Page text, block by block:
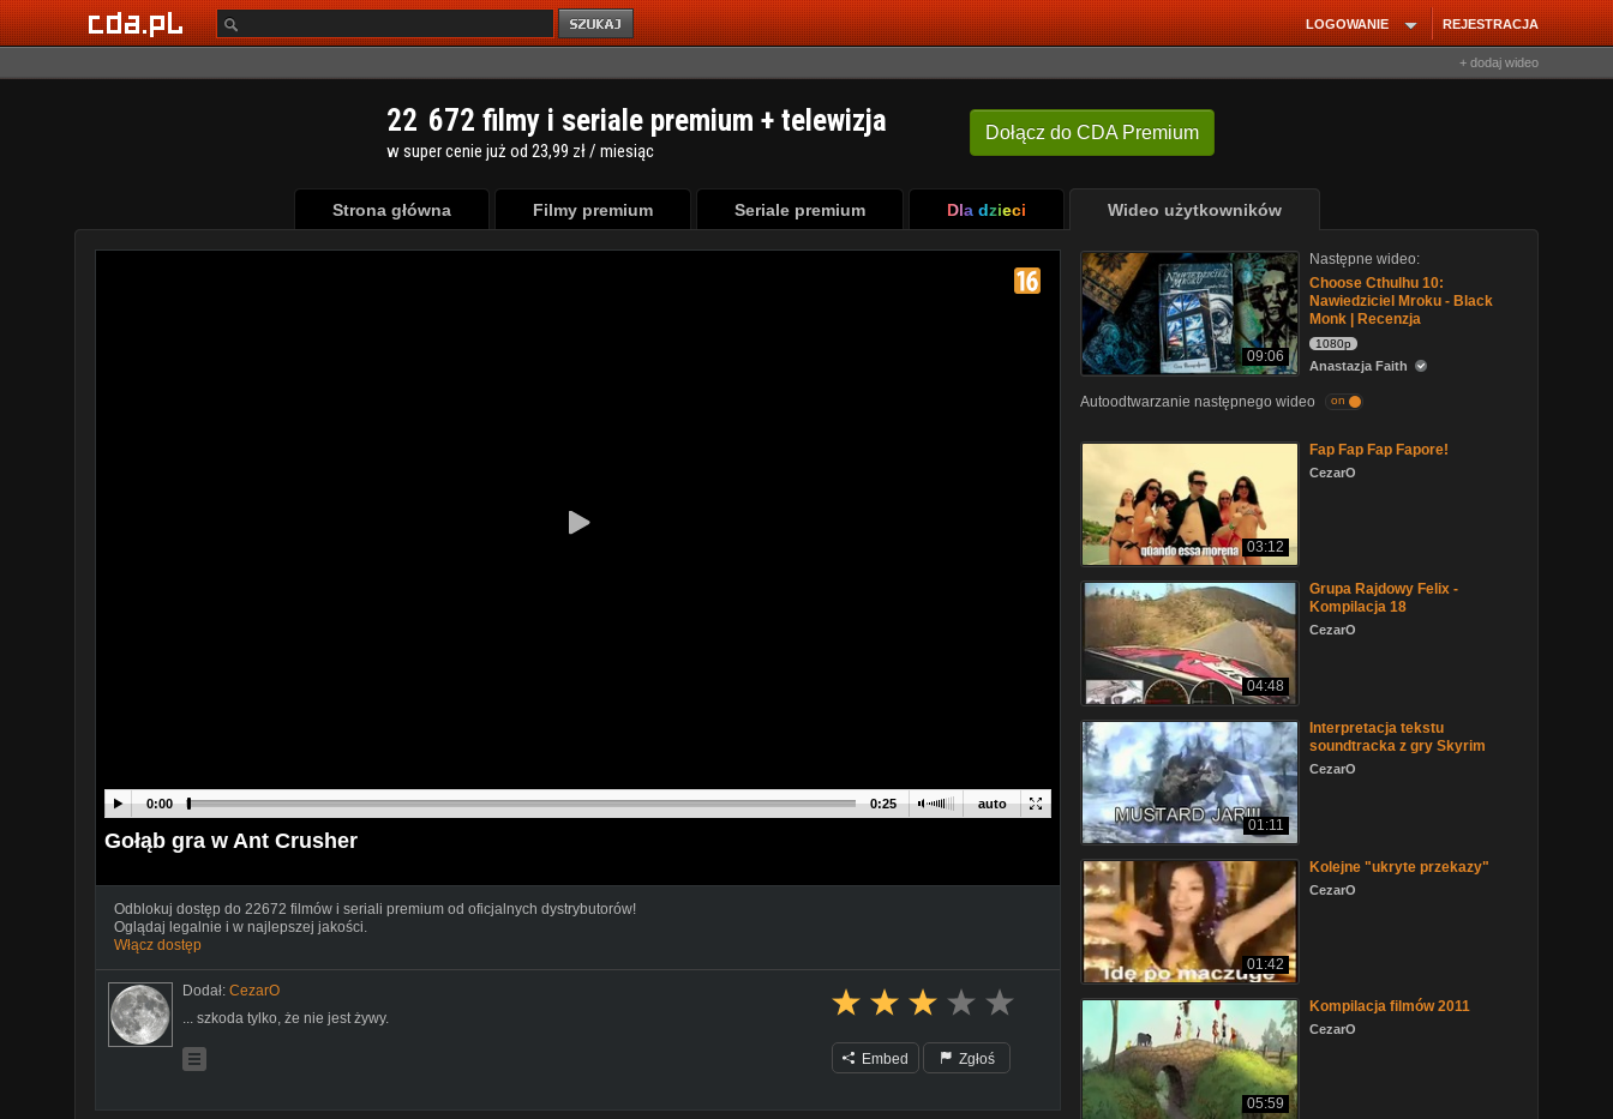
REJESTRACJA
LOGOWANIE
+ dodaj wideo
Dołącz do CDA Premium
22 672 filmy i seriale premium + telewizja
w super cenie już od 23,99 zł / miesiąc
Strona główna Filmy premium Seriale premium Dla dzieci Wideo użytkowników
auto
0:00 0:25
Gołąb gra w Ant Crusher
Odblokuj dostęp do 22672 filmów i seriali premium od oficjalnych dystrybutorów!
Oglądaj legalnie i w najlepszej jakości.
Włącz dostęp
Dodał: CezarO
... szkoda tylko, że nie jest żywy.
Embed Zgłoś
09:06
Następne wideo:
Choose Cthulhu 10:
Nawiedziciel Mroku - Black
Monk | Recenzja
1080p
Anastazja Faith
Autoodtwarzanie następnego wideo on
03:12
Fap Fap Fap Fapore!
CezarO
04:48
Grupa Rajdowy Felix -
Kompilacja 18
CezarO
01:11
Interpretacja tekstu
soundtracka z gry Skyrim
CezarO
01:42
Kolejne "ukryte przekazy"
CezarO
05:59
Kompilacja filmów 2011
CezarO